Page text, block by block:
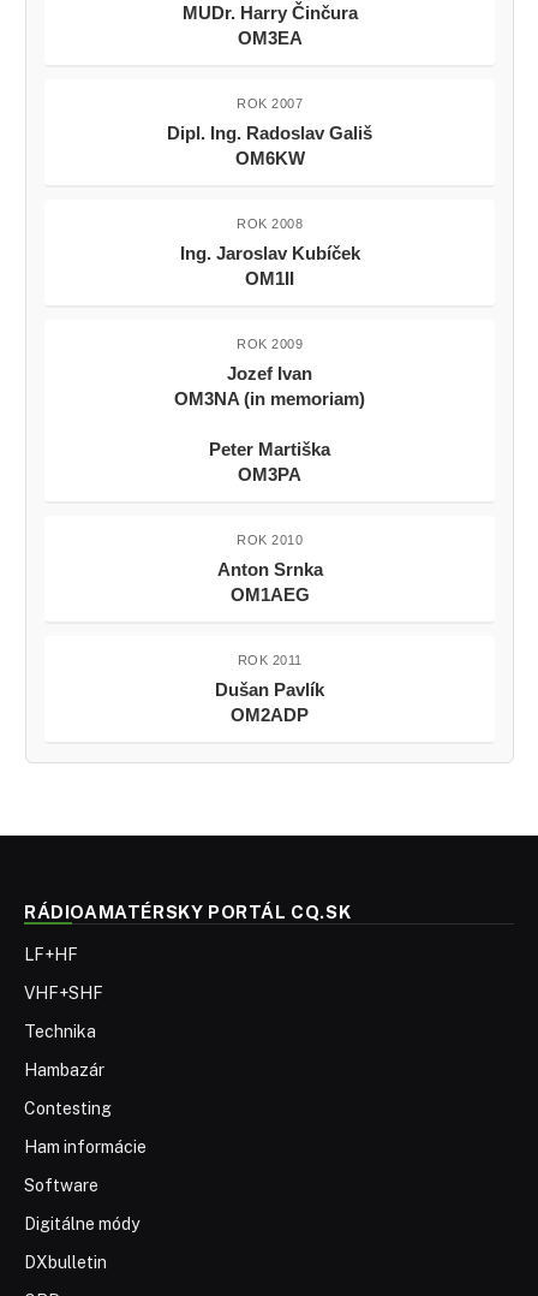
MUDr. Harry Činčura
OM3EA
ROK 2007
Dipl. Ing. Radoslav Gališ
OM6KW
ROK 2008
Ing. Jaroslav Kubíček
OM1II
ROK 2009
Jozef Ivan
OM3NA (in memoriam)
Peter Martiška
OM3PA
ROK 2010
Anton Srnka
OM1AEG
ROK 2011
Dušan Pavlík
OM2ADP
RÁDIOAMATÉRSKY PORTÁL CQ.SK
LF+HF
VHF+SHF
Technika
Hambazár
Contesting
Ham informácie
Software
Digitálne módy
DXbulletin